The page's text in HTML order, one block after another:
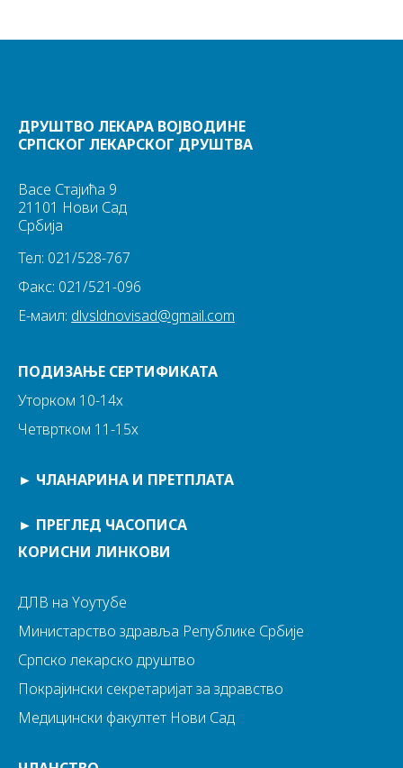
ДРУШТВО ЛЕКАРА ВОЈВОДИНЕ
СРПСКОГ ЛЕКАРСКОГ ДРУШТВА
Васе Стајића 9
21101 Нови Сад
Србија
Тел: 021/528-767
Факс: 021/521-096
Е-маил: dlvsldnovisad@gmail.com
ПОДИЗАЊЕ СЕРТИФИКАТА
Уторком 10-14х
Четвртком 11-15х
► ЧЛАНАРИНА И ПРЕТПЛАТА
► ПРЕГЛЕД ЧАСОПИСА
КОРИСНИ ЛИНКОВИ
ДЛВ на Yоутубе
Министарство здравља Републике Србије
Српско лекарско друштво
Покрајински секретаријат за здравство
Медицински факултет Нови Сад